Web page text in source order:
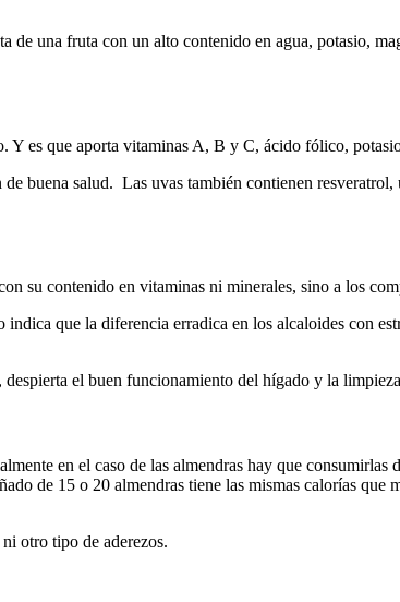
de una fruta con un alto contenido en agua, potasio,
Y es que aporta vitaminas A, B y C, ácido fólico,
buena salud. Las uvas también contienen
su contenido en vitaminas ni minerales, sino a los
que la diferencia erradica en los alcaloides con
el buen funcionamiento del hígado y la
en el caso de las almendras hay que
de 15 o 20 almendras tiene las mismas calorías
otro tipo de aderezos.